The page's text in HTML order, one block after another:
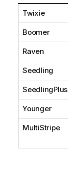
Twixie
Boomer
Raven
Seedling
SeedlingPlus
Younger
MultiStripe